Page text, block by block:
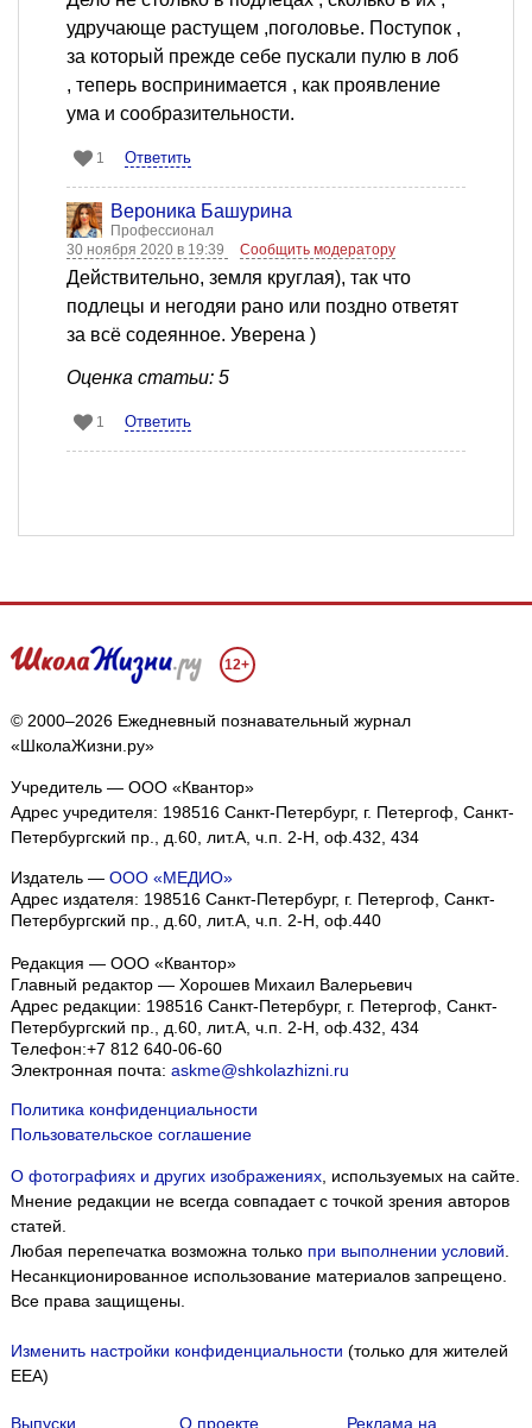
удручающе растущем ,поголовье. Поступок ,
за который прежде себе пускали пулю в лоб
, теперь воспринимается , как проявление
ума и сообразительности.
1 Ответить
Вероника Башурина
Профессионал
30 ноября 2020 в 19:39
Сообщить модератору
Действительно, земля круглая), так что
подлецы и негодяи рано или поздно ответят
за всё содеянное. Уверена )
Оценка статьи: 5
1 Ответить
12+
© 2000–2026 Ежедневный познавательный журнал
«ШколаЖизни.ру»
Учредитель — ООО «Квантор»
Адрес учредителя: 198516 Санкт-Петербург, г. Петергоф, Санкт-
Петербургский пр., д.60, лит.А, ч.п. 2-Н, оф.432, 434
Издатель — ООО «МЕДИО»
Адрес издателя: 198516 Санкт-Петербург, г. Петергоф, Санкт-
Петербургский пр., д.60, лит.А, ч.п. 2-Н, оф.440
Редакция — ООО «Квантор»
Главный редактор — Хорошев Михаил Валерьевич
Адрес редакции: 198516 Санкт-Петербург, г. Петергоф Санкт-
Петербургский пр., д.60, лит.А, ч.п. 2-Н, оф.432, 434
Телефон:+7 812 640-06-60
Электронная почта: askme@shkolazhizni.ru
Политика конфиденциальности
Пользовательское соглашение
О фотографиях и других изображениях, используемых на сайте.
Мнение редакции не всегда совпадает с точкой зрения авторов
статей.
Любая перепечатка возможна только при выполнении условий
Несанкционированное использование материалов запрещено.
Все права защищены.
Изменить настройки конфиденциальности (только для жителей
EEA)
Выпуски О проекте Реклама на